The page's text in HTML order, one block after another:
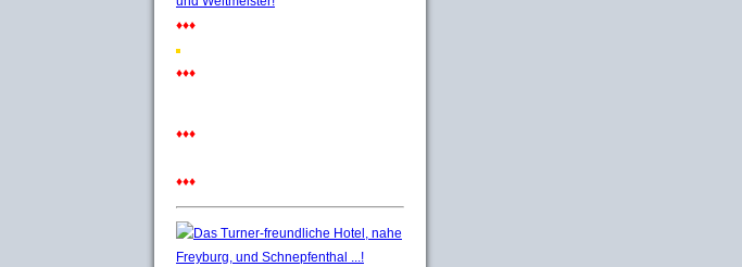
♦♦♦
♦♦♦
♦♦♦
♦♦♦